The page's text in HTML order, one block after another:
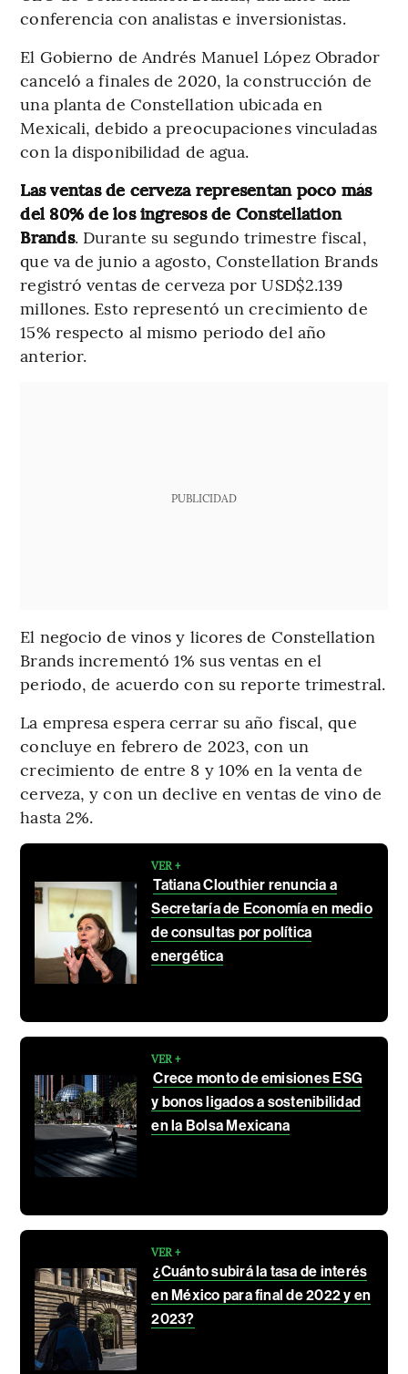
conferencia con analistas e inversionistas.
El Gobierno de Andrés Manuel López Obrador
canceló a finales de 2020, la construcción de
una planta de Constellation ubicada en
Mexicali, debido a preocupaciones vinculadas
con la disponibilidad de agua.
Las ventas de cerveza representan poco más
del 80% de los ingresos de Constellation
Brands. Durante su segundo trimestre fiscal,
que va de junio a agosto, Constellation Brands
registró ventas de cerveza por USD$2.139
millones. Esto representó un crecimiento de
15% respecto al mismo periodo del año
anterior.
PUBLICIDAD
El negocio de vinos y licores de Constellation
Brands incrementó 1% sus ventas en el
periodo, de acuerdo con su reporte trimestral.
La empresa espera cerrar su año fiscal, que
concluye en febrero de 2023, con un
crecimiento de entre 8 y 10% en la venta de
cerveza, y con un declive en ventas de vino de
hasta 2%.
VER +
Tatiana Clouthier renuncia a
Secretaría de Economía en medio
de consultas por política
energética
VER +
Crece monto de emisiones ESG
y bonos ligados a sostenibilidad
en la Bolsa Mexicana
VER +
¿Cuánto subirá la tasa de interés
en México para final de 2022 y en
2023?